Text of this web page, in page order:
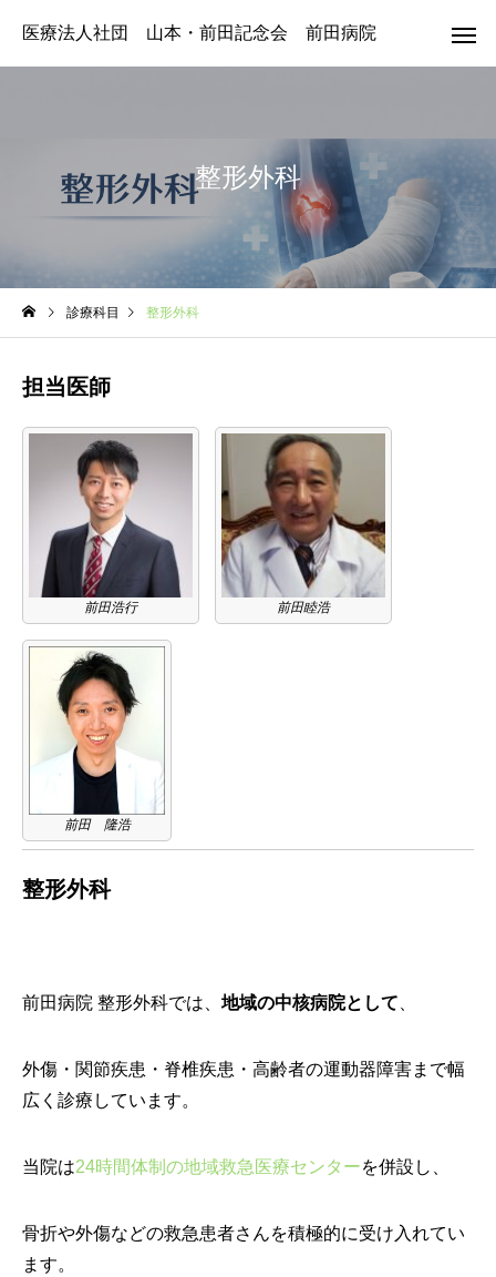
医療法人社団 山本・前田記念会 前田病院
整形外科
診療科目 整形外科
担当医師
前田浩行 前田睦浩
前田 隆浩
整形外科
前田病院 整形外科では、 地域の中核病院として、
外傷・関節疾患・脊椎疾患・高齢者の運動器障害まで幅
広く診療しています。
当院は24時間体制の地域救急医療センターを併設し、
骨折や外傷などの救急患者さんを積極的に受け入れてい
ます。